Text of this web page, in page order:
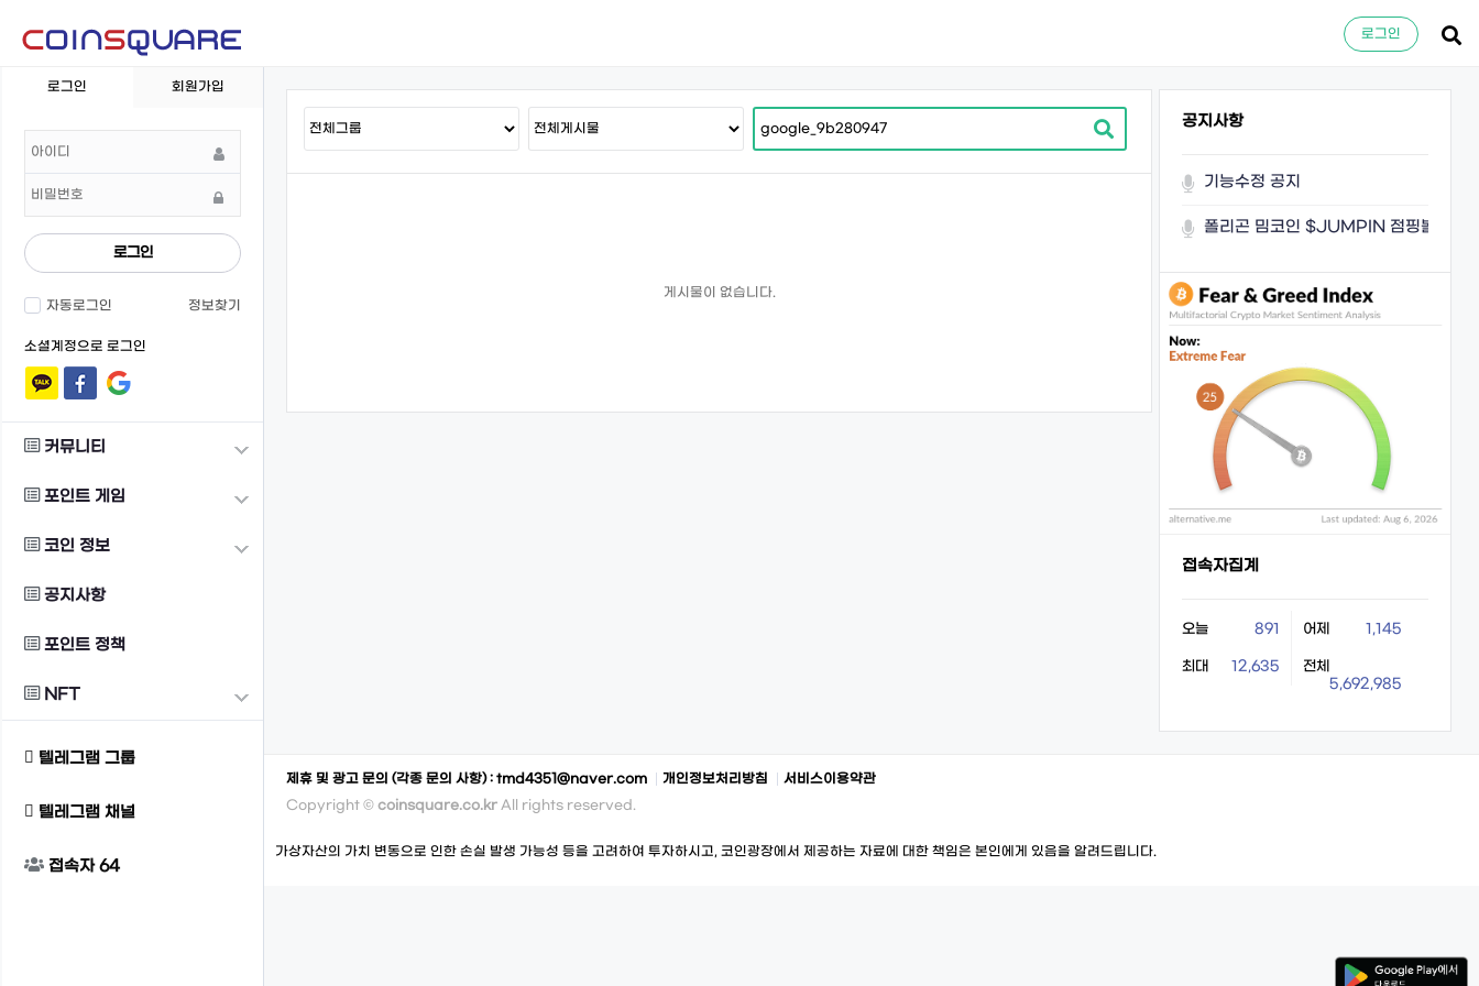
로그인
로그인 회원가입
로그인
자동로그인 정보찾기
소셜계정으로 로그인
커뮤니티
포인트 게임
코인 정보
공지사항
포인트 정책
NFT
텔레그램 그룹
텔레그램 채널
접속자64
게시물이 없습니다.
공지사항
기능수정 공지
폴리곤 밈코인 $JUMPIN 점핑볼이 쏜
접속자집계
오늘 891 어제 1,145
최대 12,635
전체
5,692,985
제휴 및 광고 문의 (각종 문의 사항) : tmd4351@naver.com 개인정보처리방침
서비스이용약관
Copyright © coinsquare.co.kr All rights reserved.
가상자산의 가치 변동으로 인한 손실 발생 가능성 등을 고려하여 투자하시고, 코인광장에서 제공하는 자료에 대한 책임은 본인에게 있음을 알려드립니다.